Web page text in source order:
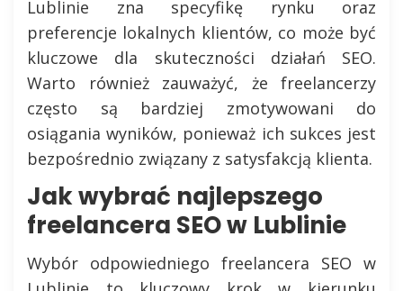
Lublinie zna specyfikę rynku oraz
preferencje lokalnych klientów, co może być
kluczowe dla skuteczności działań SEO.
Warto również zauważyć, że freelancerzy
często są bardziej zmotywowani do
osiągania wyników, ponieważ ich sukces jest
bezpośrednio związany z satysfakcją klienta.
Jak wybrać najlepszego
freelancera SEO w Lublinie
Wybór odpowiedniego freelancera SEO w